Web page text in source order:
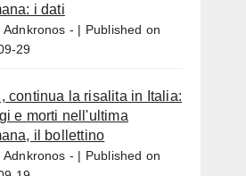
i dati
Adnkronos -
Published on
29
continua la risalita in Italia:
e morti nell'ultima
il bollettino
Adnkronos -
Published on